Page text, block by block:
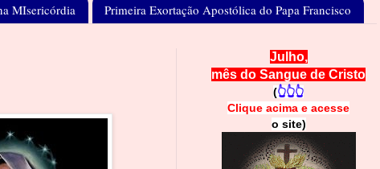
MIsericórdia Primeira Exortação Apostólica do Papa Francisco
Julho,
mês do Sangue de Cristo
(👆👆👆
Clique acima e acesse
o site)